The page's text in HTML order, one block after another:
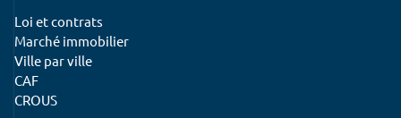
Loi et contrats
Marché immobilier
Ville par ville
CAF
CROUS